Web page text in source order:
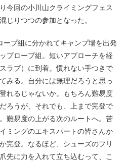
今回の小川山クライミングフェス
じりつつの参加となった。
ープ組に分かれてキャンプ場を出発
プロープ組。短いアプローチを経
ラブ）に到着。慣れない手つきで
みる。自分には無理だろうと思っ
れるじゃないか。もちろん難易度
ろうが、それでも、上まで完登で
難易度の上がる次のルートへ。苦
ミングのエキスパートの皆さんか
完登。なるほど、シューズのフリ
先に力を入れて立ち込むって、こ